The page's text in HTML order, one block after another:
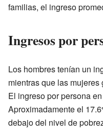
familias, el ingreso
Ingresos por
Los hombres tenían un
mientras que las
El ingreso por persona
Aproximadamente el
debajo del nivel de